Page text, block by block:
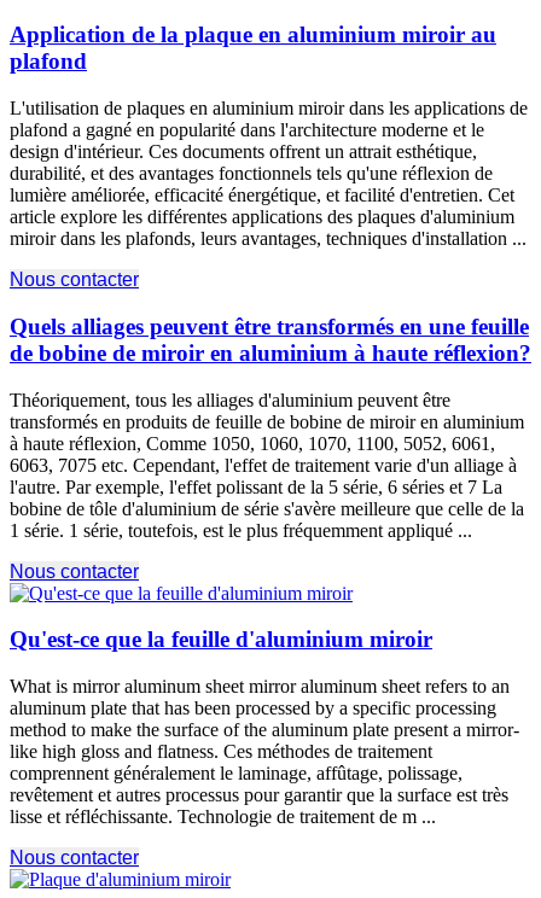
Application de la plaque en aluminium miroir au
plafond
L'utilisation de plaques en aluminium miroir dans les applications de
plafond a gagné en popularité dans l'architecture moderne et le
design d'intérieur. Ces documents offrent un attrait esthétique,
durabilité, et des avantages fonctionnels tels qu'une réflexion de
lumière améliorée, efficacité énergétique, et facilité d'entretien. Cet
article explore les différentes applications des plaques d'aluminium
miroir dans les plafonds, leurs avantages, techniques d'installation ...
Nous contacter
Quels alliages peuvent être transformés en une feuille
de bobine de miroir en aluminium à haute réflexion?
Théoriquement, tous les alliages d'aluminium peuvent être
transformés en produits de feuille de bobine de miroir en aluminium
à haute réflexion, Comme 1050, 1060, 1070, 1100, 5052, 6061,
6063, 7075 etc. Cependant, l'effet de traitement varie d'un alliage à
l'autre. Par exemple, l'effet polissant de la 5 série, 6 séries et 7 La
bobine de tôle d'aluminium de série s'avère meilleure que celle de la
1 série. 1 série, toutefois, est le plus fréquemment appliqué ...
Nous contacter
Qu'est-ce que la feuille d'aluminium miroir
What is mirror aluminum sheet mirror aluminum sheet refers to an
aluminum plate that has been processed by a specific processing
method to make the surface of the aluminum plate present a mirror-
like high gloss and flatness. Ces méthodes de traitement
comprennent généralement le laminage, affûtage, polissage,
revêtement et autres processus pour garantir que la surface est très
lisse et réfléchissante. Technologie de traitement de m ...
Nous contacter